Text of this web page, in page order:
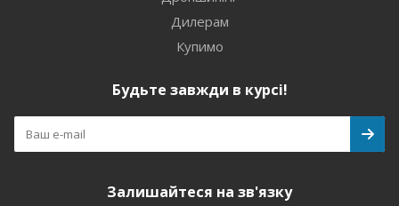
Дилерам
Купимо
Будьте завжди в курсі!
Залишайтеся на зв'язку